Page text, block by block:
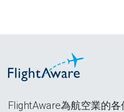
FlightAware為航空業的